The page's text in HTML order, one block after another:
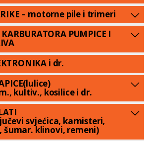
– motorne pile i trimeri
PUMPICE I
i dr.
kultiv., kosilice i dr.
svjećica, karnisteri,
šumar. klinovi, remeni)